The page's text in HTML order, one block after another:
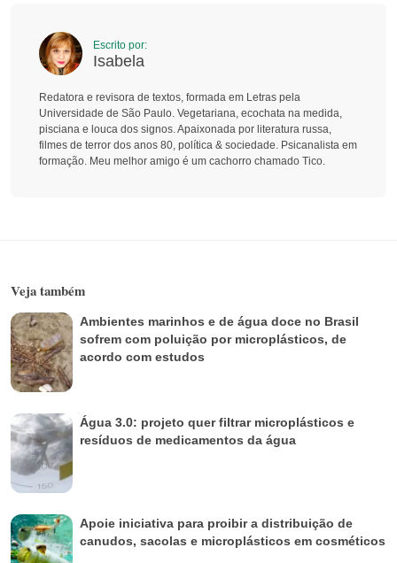
Escrito por:
Isabela
Redatora e revisora de textos, formada em Letras pela
Universidade de São Paulo. Vegetariana, ecochata na medida,
pisciana e louca dos signos. Apaixonada por literatura russa,
filmes de terror dos anos 80, política & sociedade. Psicanalista em
formação. Meu melhor amigo é um cachorro chamado Tico.
Veja também
Ambientes marinhos e de água doce no Brasil
sofrem com poluição por microplásticos, de
acordo com estudos
Água 3.0: projeto quer filtrar microplásticos e
resíduos de medicamentos da água
Apoie iniciativa para proibir a distribuição de
canudos, sacolas e microplásticos em cosméticos